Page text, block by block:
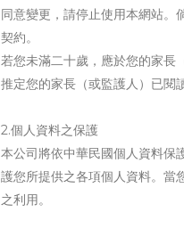
同意變更，請停止使用本網站。
契約。
若您未滿二十歲，應於您的家長
推定您的家長（或監護人）已閱
2.個人資料之保護
本公司將依中華民國個人資料保
護您所提供之各項個人資料。當
之利用。